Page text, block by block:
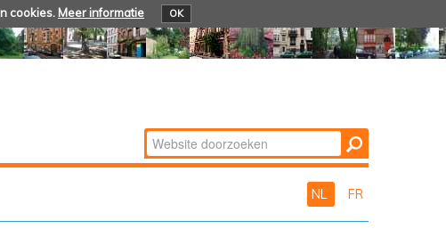
cookies. Meer informatie OK
Zoek
Geavanceerd
NL FR